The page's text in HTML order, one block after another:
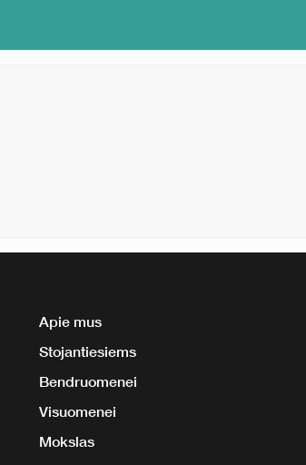
Apie mus
Stojantiesiems
Bendruomenei
Visuomenei
Mokslas